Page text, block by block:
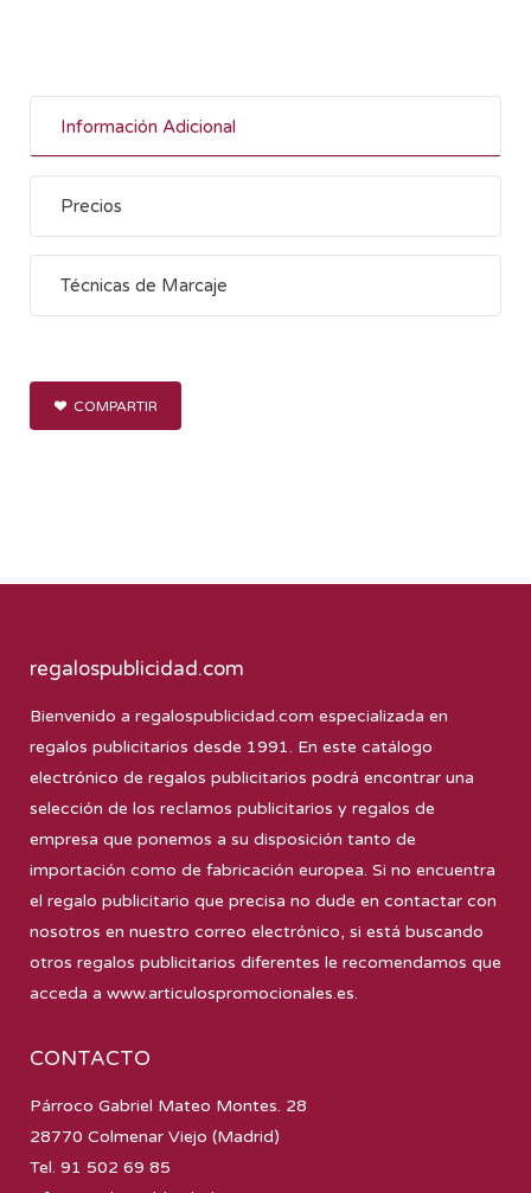
Información Adicional
Precios
Técnicas de Marcaje
COMPARTIR
regalospublicidad.com
Bienvenido a regalospublicidad.com especializada en
regalos publicitarios desde 1991. En este catálogo
electrónico de regalos publicitarios podrá encontrar una
selección de los reclamos publicitarios y regalos de
empresa que ponemos a su disposición tanto de
importación como de fabricación europea. Si no encuentra
el regalo publicitario que precisa no dude en contactar con
nosotros en nuestro correo electrónico, si está buscando
otros regalos publicitarios diferentes le recomendamos que
acceda a www.articulospromocionales.es.
CONTACTO
Párroco Gabriel Mateo Montes. 28
28770 Colmenar Viejo (Madrid)
Tel. 91 502 69 85